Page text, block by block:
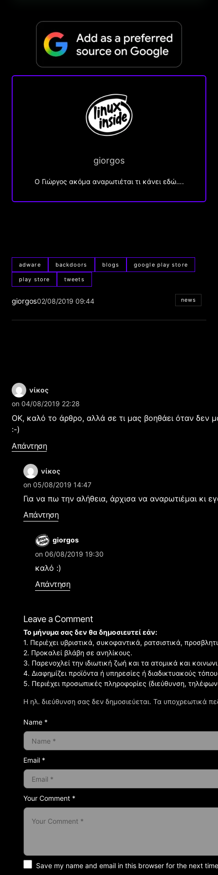
giorgos
Ο Γιώργος ακόμα αναρωτιέται τι κάνει εδώ….
adware backdoors blogs google play store
play store tweets
giorgos02/08/2019 09:44 news
νίκος
on 04/08/2019 22:28
ΟΚ, καλό το άρθρο, αλλά σε τι μας βοηθάει όταν δεν
:-)
Απάντηση
νίκος
on 05/08/2019 14:47
Για να πω την αλήθεια, άρχισα να αναρωτιέμαι κι
Απάντηση
giorgos
on 06/08/2019 19:30
καλό :)
Απάντηση
Leave a Comment
Η ηλ. διεύθυνση σας δεν δημοσιεύεται. Τα υποχρεωτικά
Your Comment *
Το μήνυμα σας δεν θα δημοσιευτεί εάν:
1. Περιέχει υβριστικά, συκοφαντικά, ρατσιστικά,
2. Προκαλεί βλάβη σε ανηλίκους.
3. Παρενοχλεί την ιδιωτική ζωή και τα ατομικά και
4. Διαφημίζει προϊόντα ή υπηρεσίες ή διαδικτυακούς
5. Περιέχει προσωπικές πληροφορίες (διεύθυνση,
Name *
Email *
Save my name and email in this browser for the next